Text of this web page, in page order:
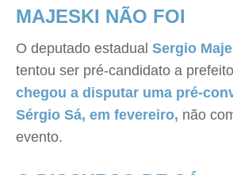
MAJESKI NÃO FOI
O deputado estadual Sergio
tentou ser pré-candidato a
chegou a disputar uma pré-
Sérgio Sá, em fevereiro, não
evento.